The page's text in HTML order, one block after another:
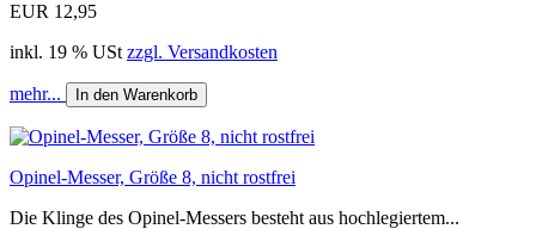
EUR 12,95
inkl. 19 % USt zzgl. Versandkosten
mehr... In den Warenkorb
Opinel-Messer, Größe 8, nicht rostfrei
Die Klinge des Opinel-Messers besteht aus hochlegiertem...